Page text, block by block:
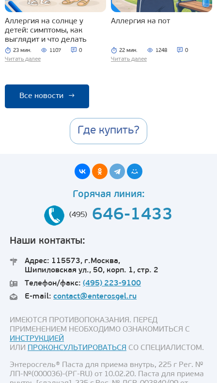
Аллергия на солнце у
детей: симптомы, как
выглядит и что делать
23 мин. 1107 0
Читать далее
Аллергия на пот
22 мин. 1248 0
Читать далее
Все новости →
Где купить?
Горячая линия:
(495) 646-1433
Наши контакты:
Адрес: 115573, г.Москва,
Шипиловская ул., 50, корп. 1, стр. 2
Телефон/факс: (495) 223-9100
E-mail: contact@enterosgel.ru
ИМЕЮТСЯ ПРОТИВОПОКАЗАНИЯ. ПЕРЕД
ПРИМЕНЕНИЕМ НЕОБХОДИМО ОЗНАКОМИТЬСЯ С
ИНСТРУКЦИЕЙ
ИЛИ ПРОКОНСУЛЬТИРОВАТЬСЯ СО СПЕЦИАЛИСТОМ.
Энтеросгель® Паста для приема внутрь, 225 г Рег. №
ЛП-№(000036)-(РГ-RU) от 10.02.20. Паста для приема